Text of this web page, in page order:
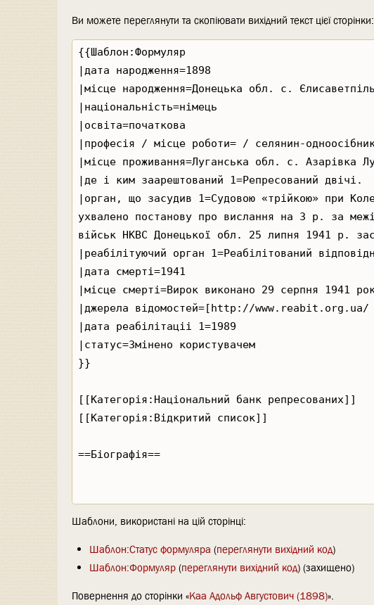
Ви можете переглянути та скопіювати вихідний текст цієї сторінки:
Шаблони, використані на цій сторінці:
Шаблон:Статус формуляра (переглянути вихідний код)
Шаблон:Формуляр(переглянути вихідний код) (захищено)
Повернення до сторінки «Каа Адольф Августович (1898)».